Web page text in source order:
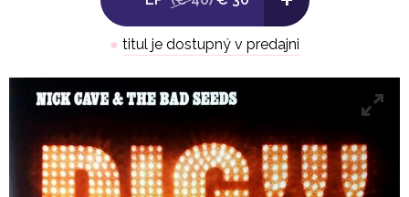
1. More News From Nowhere
[blank]
● titul je dostupný v predajni